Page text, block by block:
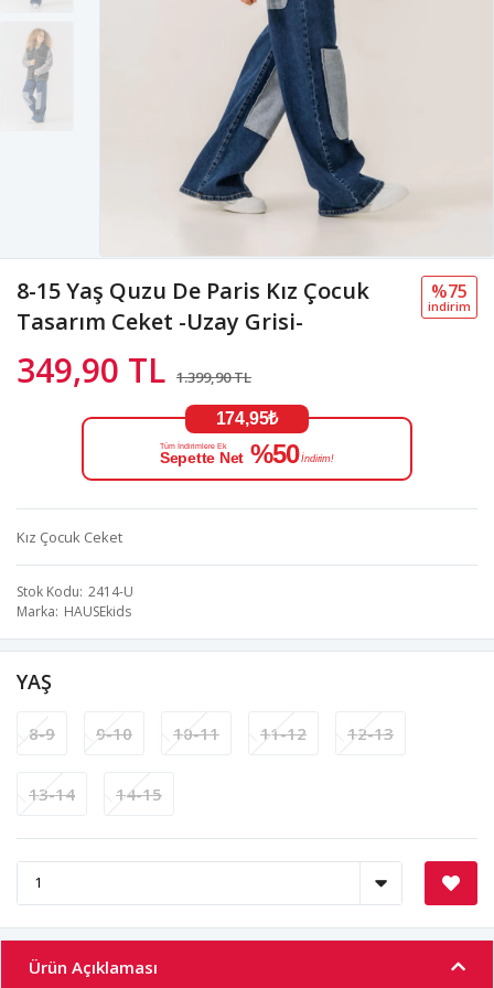
8-15 Yaş Quzu De Paris Kız Çocuk
Tasarım Ceket -Uzay Grisi-
349,90 TL 1.399,90 TL
%75
i̇ndi̇ri̇m
174,95₺
Tüm İndirimlere Ek
Sepette Net %50 İndirim!
Kız Çocuk Ceket
Stok Kodu 2414-U
Marka HAUSEkids
YAŞ
8-9 9-10 10-11 11-12 12-13
13-14 14-15
Ürün Açıklaması